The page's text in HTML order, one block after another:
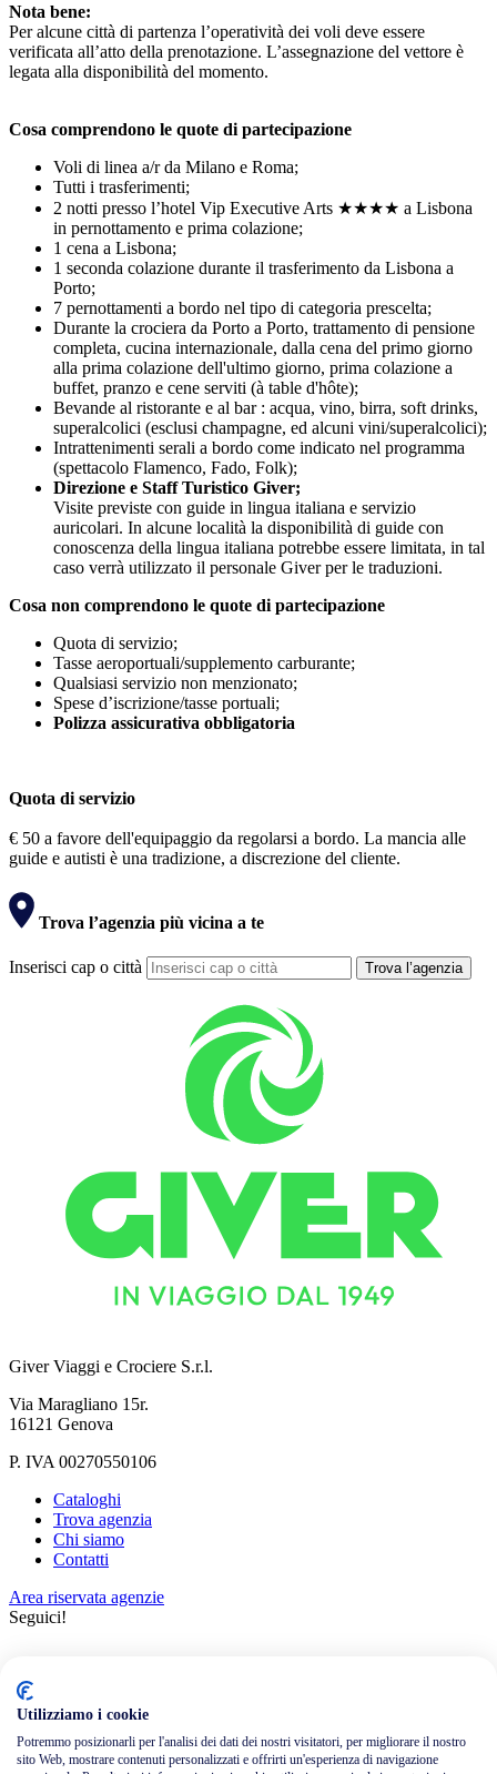
Nota bene:
Per alcune città di partenza l’operatività dei voli deve essere
verificata all’atto della prenotazione. L’assegnazione del vettore è
legata alla disponibilità del momento.
Cosa comprendono le quote di partecipazione
Voli di linea a/r da Milano e Roma;
Tutti i trasferimenti;
2 notti presso l’hotel Vip Executive Arts ★★★★ a Lisbona
in pernottamento e prima colazione;
1 cena a Lisbona;
1 seconda colazione durante il trasferimento da Lisbona a
Porto;
7 pernottamenti a bordo nel tipo di categoria prescelta;
Durante la crociera da Porto a Porto, trattamento di pensione
completa, cucina internazionale, dalla cena del primo giorno
alla prima colazione dell'ultimo giorno, prima colazione a
buffet, pranzo e cene serviti (à table d'hôte);
Bevande al ristorante e al bar : acqua, vino, birra, soft drinks,
superalcolici (esclusi champagne, ed alcuni vini/superalcolici);
Intrattenimenti serali a bordo come indicato nel programma
(spettacolo Flamenco, Fado, Folk);
Direzione e Staff Turistico Giver;
Visite previste con guide in lingua italiana e servizio
auricolari. In alcune località la disponibilità di guide con
conoscenza della lingua italiana potrebbe essere limitata, in tal
caso verrà utilizzato il personale Giver per le traduzioni.
Cosa non comprendono le quote di partecipazione
Quota di servizio;
Tasse aeroportuali/supplemento carburante;
Qualsiasi servizio non menzionato;
Spese d’iscrizione/tasse portuali;
Polizza assicurativa obbligatoria
Quota di servizio
€ 50 a favore dell'equipaggio da regolarsi a bordo. La mancia alle
guide e autisti è una tradizione, a discrezione del cliente.
Trova l’agenzia più vicina a te
Inserisci cap o città Trova l’agenzia
Giver Viaggi e Crociere S.r.l.
Via Maragliano 15r.
16121 Genova
P. IVA 00270550106
Cataloghi
Trova agenzia
Chi siamo
Contatti
Area riservata agenzie
Seguici!
Informativa privacy
Utilizziamo i cookie
Potremmo posizionarli per l'analisi dei dati dei nostri visitatori, per migliorare il nostro
sito Web, mostrare contenuti personalizzati e offrirti un'esperienza di navigazione